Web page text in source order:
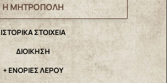
Η ΜΗΤΡΟΠΟΛΗ
IΣΤΟΡΙΚΑ ΣΤΟΙΧΕΙΑ
ΔΙΟΙΚΗΣΗ
+ ΕΝΟΡΙΕΣ ΛΕΡΟΥ